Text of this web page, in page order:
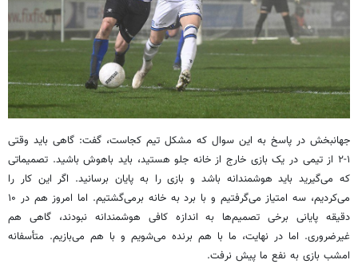
جهانبخش در پاسخ به این سوال که مشکل تیم کجاست، گفت: گاهی باید وقتی
۱-۲ از تیمی در یک بازی خارج از خانه جلو هستید، باید باهوش باشید. تصمیماتی
که می‌گیرید باید هوشمندانه باشد و بازی را به پایان برسانید. اگر این کار را
می‌کردیم، سه امتیاز می‌گرفتیم و با برد به خانه برمی‌گشتیم. اما امروز هم در ۱۰
دقیقه پایانی برخی تصمیم‌ها به اندازه کافی هوشمندانه نبودند، گاهی هم
غیرضروری. اما در نهایت، ما با هم برنده می‌شویم و با هم می‌بازیم. متأسفانه
امشب بازی به نفع ما پیش نرفت.